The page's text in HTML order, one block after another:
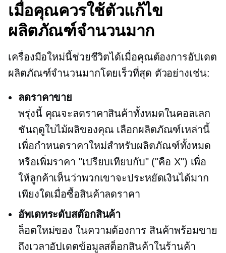
เมื่อคุณควรใช้ตัวแก้ไข
ผลิตภัณฑ์จำนวนมาก
เครื่องมือใหม่นี้ช่วยชีวิตได้เมื่อคุณต้องการอัปเดต
ผลิตภัณฑ์จำนวนมากโดยเร็วที่สุด ตัวอย่างเช่น:
ลดราคาขาย
พรุ่งนี้ คุณจะลดราคาสินค้าทั้งหมดในคอลเลก
ชันฤดูใบไม้ผลิของคุณ เลือกผลิตภัณฑ์เหล่านี้
เพื่อกำหนดราคาใหม่สำหรับผลิตภัณฑ์ทั้งหมด
หรือเพิ่มราคา "เปรียบเทียบกับ" ("คือ X") เพื่อ
ให้ลูกค้าเห็นว่าพวกเขาจะประหยัดเงินได้มาก
เพียงใดเมื่อซื้อสินค้าลดราคา
อัพเดทระดับสต๊อกสินค้า
ล็อตใหม่ของในความต้องการ สินค้าพร้อมขาย
ถึงเวลาอัปเดตข้อมูลสต็อกสินค้าในร้านค้า